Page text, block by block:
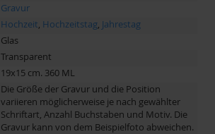
Gravur
Hochzeit, Hochzeitstag, Jahrestag
Glas
Transparent
19x15 cm. 360 ML
Die Größe der Gravur und die Position
variieren möglicherweise je nach gewählter
Schriftart, Anzahl Buchstaben und Motiv. Die
Gravur kann von dem Beispielfoto abweichen.